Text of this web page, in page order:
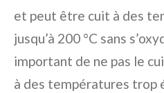
et peut être cuit à des
jusqu’à 200 °C sans
important de ne pas le
à des températures trop